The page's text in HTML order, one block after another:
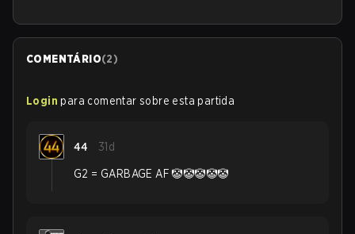
COMENTÁRIO(2)
Login para comentar sobre esta partida
44 31d
G2 = GARBAGE AF 🤡🤡🤡🤡🤡